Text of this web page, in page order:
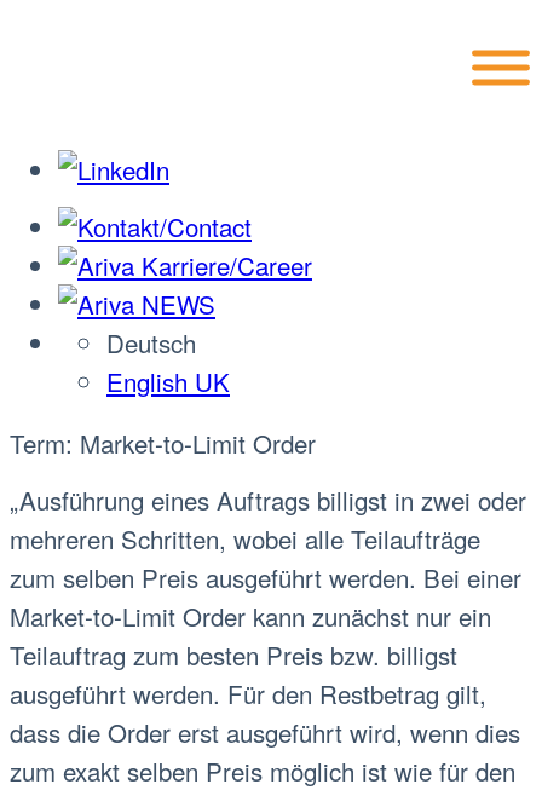
Deutsch
English UK
Term: Market-to-Limit Order
„Ausführung eines Auftrags billigst in zwei oder
mehreren Schritten, wobei alle Teilaufträge
zum selben Preis ausgeführt werden. Bei einer
Market-to-Limit Order kann zunächst nur ein
Teilauftrag zum besten Preis bzw. billigst
ausgeführt werden. Für den Restbetrag gilt,
dass die Order erst ausgeführt wird, wenn dies
zum exakt selben Preis möglich ist wie für den